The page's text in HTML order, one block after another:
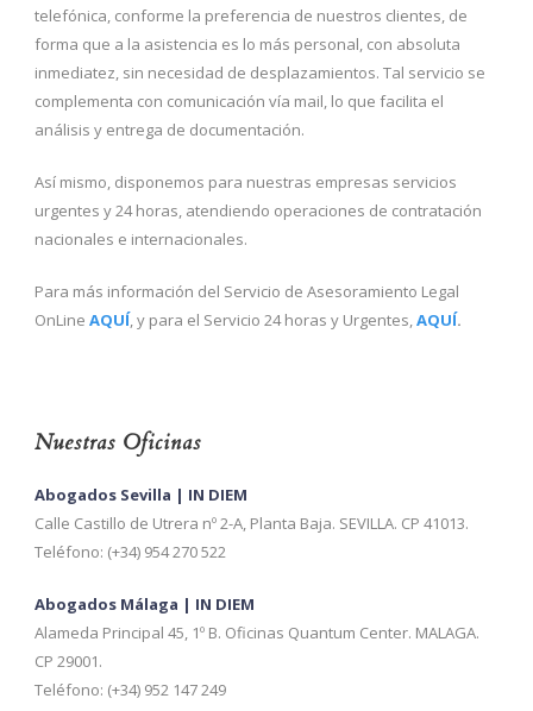
telefónica, conforme la preferencia de nuestros clientes, de
forma que a la asistencia es lo más personal, con absoluta
inmediatez, sin necesidad de desplazamientos. Tal servicio se
complementa con comunicación vía mail, lo que facilita el
análisis y entrega de documentación.
Así mismo, disponemos para nuestras empresas servicios
urgentes y 24 horas, atendiendo operaciones de contratación
nacionales e internacionales.
Para más información del Servicio de Asesoramiento Legal
OnLine AQUÍ, y para el Servicio 24 horas y Urgentes,AQUÍ.
Nuestras Oficinas
Abogados Sevilla | IN DIEM
Calle Castillo de Utrera nº 2-A, Planta Baja. SEVILLA. CP 41013.
Teléfono: (+34) 954 270 522
Abogados Málaga | IN DIEM
Alameda Principal 45, 1º B. Oficinas Quantum Center. MALAGA.
CP 29001.
Teléfono: (+34) 952 147 249